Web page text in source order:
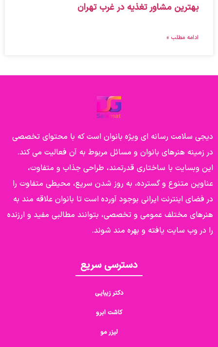
بهترین مشاور تغذیه در غرب تهران
ادامه مطلب »
دیجی سلامت رسانه ای ویژه بانوان است که با محتوای تخصصی
در زمینه هنرهای بانوان و مسائل مربوط به آن فعالیت می کند.
این وبسایت با ساختاری قدرتمند، طراحی جذاب و متفاوت،
عناوین متنوع و گسترده، به روز شدن سریع، محیطی متفاوت را
در فضای اینترنت ایرانی بوجود آورده است تا بانوان علاقه مند به
هنرهای مختلف عمومی و تخصصی، بتوانند مطالبی مفید و ارزنده
را در وب سایت یافته و بهره مند شوند.
دسترسی سریع
دکتر زیبایی
کاشت ابرو
لیزر مو